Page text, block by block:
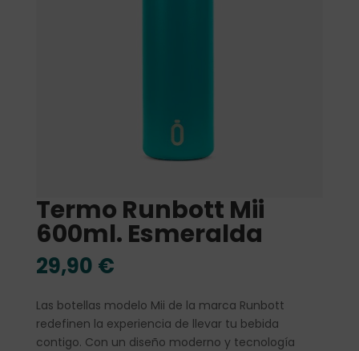
Termo Runbott Mii
600ml. Esmeralda
29,90 €
Las botellas modelo Mii de la marca Runbott
redefinen la experiencia de llevar tu bebida
contigo. Con un diseño moderno y tecnología